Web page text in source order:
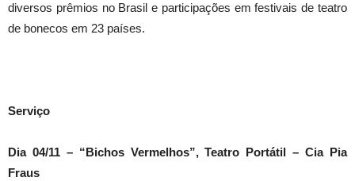
diversos prêmios no Brasil e participações em festivais de teatro
de bonecos em 23 países.
Serviço
Dia 04/11 – “Bichos Vermelhos”, Teatro Portátil – Cia Pia
Fraus